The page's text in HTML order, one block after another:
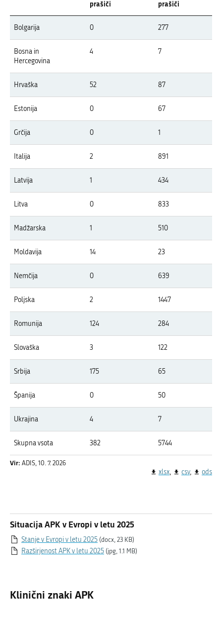
Pregled pojavov APK v letu 2026 po državah Evrope
V tabeli so prikazani izbruhi APK v Evropi v letu 2026 po državah, ločeno
prašiči prašiči
Bolgarija 0 277
Bosna in
Hercegovina
4 7
Hrvaška 52 87
Estonija 0 67
Grčija 0 1
Italija 2 891
Latvija 1 434
Litva 0 833
Madžarska 1 510
Moldavija 14 23
Nemčija 0 639
Poljska 2 1447
Romunija 124 284
Slovaška 3 122
Srbija 175 65
Španija 0 50
Ukrajina 4 7
Skupna vsota 382 5744
Vir: ADIS, 10. 7. 2026
xlsx csv ods
Situacija APK v Evropi v letu 2025
Stanje v Evropi v letu 2025 (docx, 23 KB)
Razširjenost APK v letu 2025 (jpg, 1.1 MB)
Klinični znaki APK